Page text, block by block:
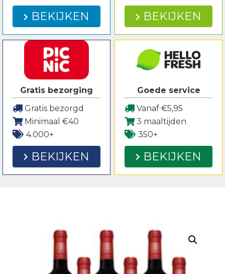
BEKIJKEN BEKIJKEN
Gratis bezorging
Gratis bezorgd
Minimaal €40
4.000+
BEKIJKEN
Goede service
Vanaf €5,95
3 maaltijden
350+
BEKIJKEN